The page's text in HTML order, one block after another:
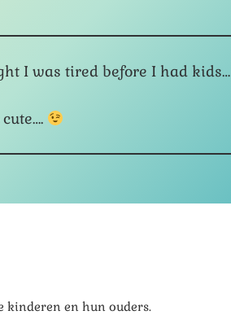
I was tired before I had kids…
cute….
kinderen en hun ouders.